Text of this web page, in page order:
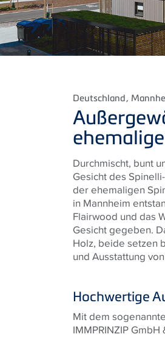
Deutschland,
Durchmischt, bunt
Gesicht des
der ehemaligen
in Mannheim
Flairwood und das
Gesicht gegeben.
Holz, beide setzen
und Ausstattung
Hochwertige
Mit dem
IMMPRINZIP